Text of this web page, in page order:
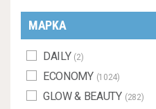
ΜΑΡΚΑ
DAILY (2)
ECONOMY (1024)
GLOW & BEAUTY (282)